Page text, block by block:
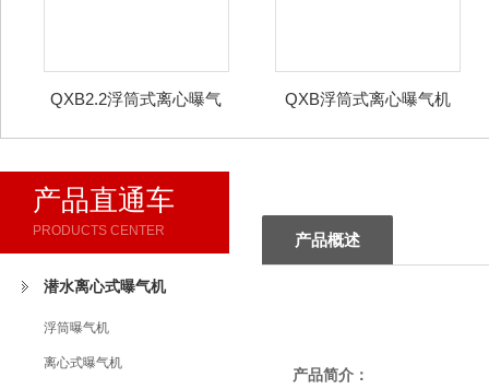
QXB2.2浮筒式离心曝气
QXB浮筒式离心曝气机
产品直通车
PRODUCTS CENTER
潜水离心式曝气机
浮筒曝气机
离心式曝气机
产品概述
产品简介：